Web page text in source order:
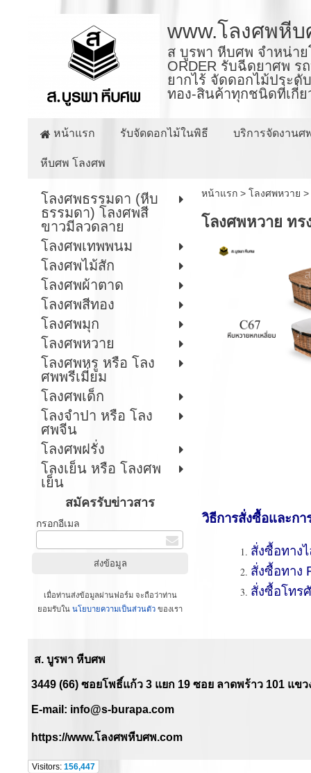
www.โลงศพหี
ส บูรพา หีบศพ จำหน่า
ORDER รับฉีดยาศพ
ยากไร้ จัดดอกไม้ประดั
ทอง-สินค้าทุกชนิดที่เกี่
หน้าแรก รับจัดดอกไม้ในพิธี บริการจัดงานศ
หีบศพ โลงศพ
โลงศพธรรมดา (หีบ
ธรรมดา) โลงศพสี
ขาวมีลวดลาย
โลงศพเทพพนม
โลงศพไม้สัก
โลงศพผ้าตาด
โลงศพสีทอง
โลงศพมุก
โลงศพหวาย
โลงศพหรู หรือ โลง
ศพพรีเมี่ยม
โลงศพเด็ก
โลงจำปา หรือ โลง
ศพจีน
โลงศพฝรั่ง
โลงเย็น หรือ โลงศพ
เย็น
สมัครรับข่าวสาร
กรอกอีเมล
เมื่อท่านส่งข้อมูลผ่านฟอร์ม จะถือว่าท่าน
ยอมรับใน นโยบายความเป็นส่วนตัวของเรา
หน้าแรก> โลงศพหวาย >
โลงศพหวาย ทร
วิธีการสั่งซื้อและกา
สั่งซื้อทาง
สั่งซื้อทาง
สั่งซื้อโทร
ส. บูรพา หีบศพ
3449 (66) ซอยโพธิ์แก้ว 3 แยก 19 ซอย ลาดพร้าว 101 แขว
E-mail: info@s-burapa.com
https://www.โลงศพหีบศพ.com
Visitors: 156,447